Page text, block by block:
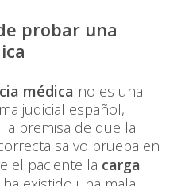
probar una
médica no es una
judicial español,
premisa de que la
salvo prueba en
el paciente la carga